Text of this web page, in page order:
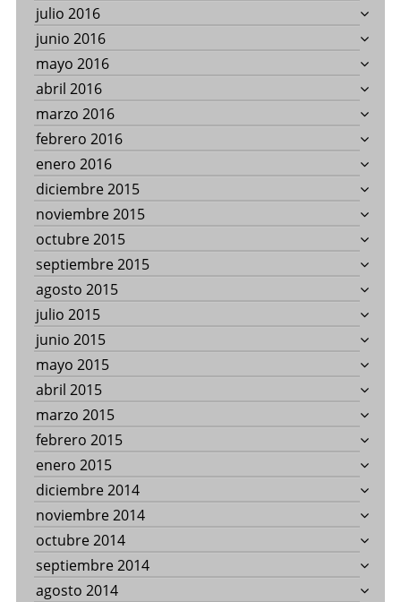
julio 2016
junio 2016
mayo 2016
abril 2016
marzo 2016
febrero 2016
enero 2016
diciembre 2015
noviembre 2015
octubre 2015
septiembre 2015
agosto 2015
julio 2015
junio 2015
mayo 2015
abril 2015
marzo 2015
febrero 2015
enero 2015
diciembre 2014
noviembre 2014
octubre 2014
septiembre 2014
agosto 2014